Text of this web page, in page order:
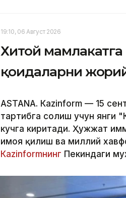
19:10, 06 Август 2026
Хитой
қоидаларни
ASTANА. Кazinform — 15
тартибга солиш учун янги
кучга киритади. Ҳужжат
ҳимоя қилиш ва миллий
Кazinformнинг Пекиндаги